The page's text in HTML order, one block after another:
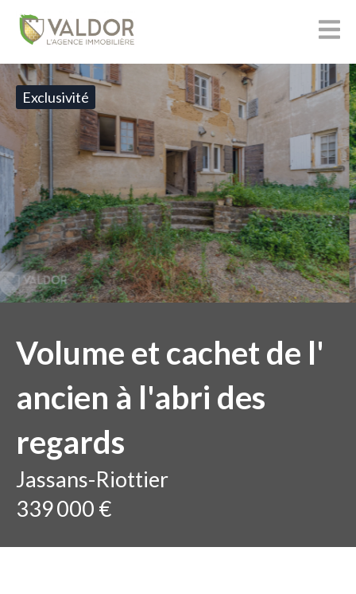
Exclusivité
Volume et cachet de l'
ancien à l'abri des
regards
Jassans-Riottier
339 000 €